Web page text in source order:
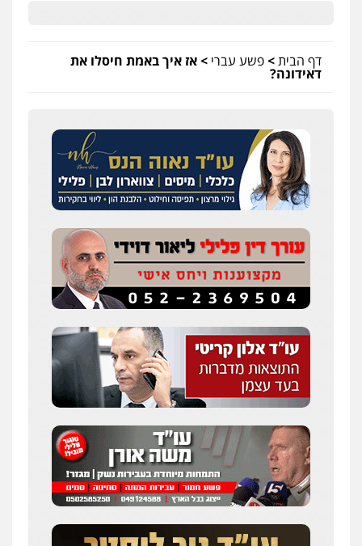
דף הבית>פשע עברי >אז איך באמת חיסלו את
דאידונה?